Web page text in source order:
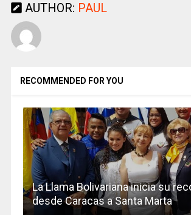
AUTHOR: PAUL
RECOMMENDED FOR YOU
La Llama Bolivariana inicia su
desde Caracas a Santa Marta